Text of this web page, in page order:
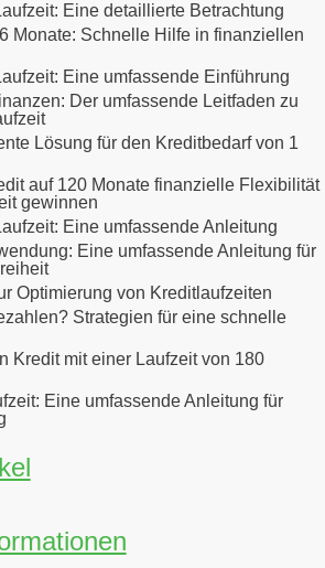
Eine detaillierte Betrachtung
Monate: Schnelle Hilfe in finanziellen
Eine umfassende Einführung
Der umfassende Leitfaden zu
Lösung für den Kreditbedarf von 1
auf 120 Monate finanzielle Flexibilität
gewinnen
Eine umfassende Anleitung
Eine umfassende Anleitung für
Optimierung von Kreditlaufzeiten
Strategien für eine schnelle
Kredit mit einer Laufzeit von 180
Eine umfassende Anleitung für